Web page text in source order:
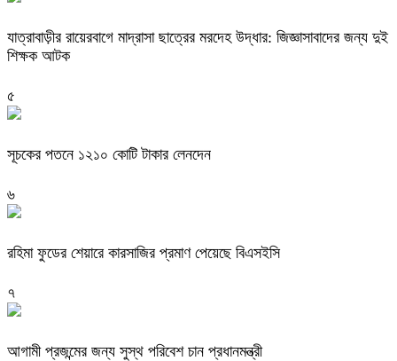
যাত্রাবাড়ীর রায়েরবাগে মাদ্রাসা ছাত্রের মরদেহ উদ্ধার: জিজ্ঞাসাবাদের জন্য দুই
শিক্ষক আটক
৫
সূচকের পতনে ১২১০ কোটি টাকার লেনদেন
৬
রহিমা ফুডের শেয়ারে কারসাজির প্রমাণ পেয়েছে বিএসইসি
৭
আগামী প্রজন্মের জন্য সুস্থ পরিবেশ চান প্রধানমন্ত্রী